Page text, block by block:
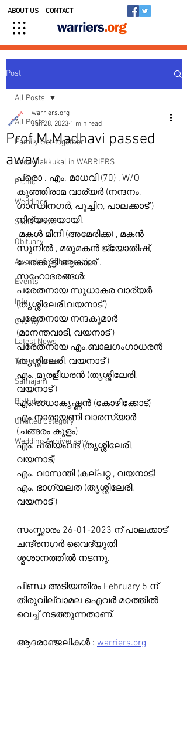
ABOUT US CONTACT
Post
All Posts
Family Get-together
Kedavilakkukal in WARRIERS
Picnic
Weddings
Social Posts
Obituary
Awards & Scholarships
Events
Info
Charity
Latest News
Talent Corner
Samajam
Birthdays
Untitled Category
Wedding Anniversary
All Posts
Prof.M.Madhavi passed
away
warriers.org
Jan 28, 2023 1 min read
പ്രൊ . എം. മാധവി (70) , W/O
കുഞ്ഞിരാമ വാര്യർ (നന്ദനം,
ഗാന്ധിനഗർ, പൂച്ചിറ, പാലക്കാട്‌ )
നിര്യാതയായി.
സുനിൽ , മരുമകൻ ജ്യോതിഷ്,
പേരക്കുട്ടി ആകാശ് .
സഹോദരങ്ങൾ:
പരേതനായ സുധാകര വാര്യർ
(തൃശ്ശിലേരി,വയനാട് )
പരേതനായ നന്ദകുമാർ
(മാനന്തവാടി, വയനാട് )
പരേതനായ എം.ബാലഗംഗാധരൻ
(തൃശ്ശിലേരി, വയനാട് )
എം. മുരളീധരൻ (തൃശ്ശിലേരി,
വയനാട് )
എം.രാധാകൃഷ്ണൻ (കോഴിക്കോട്)
എം.നാരായണി വാരസ്യാർ
(ചങ്ങരം കുളം)
എം. പ്രിയംവദ (തൃശ്ശിലേരി,
വയനാട്)
എം. വാസന്തി (കല്പറ്റ , വയനാട്)
എം. ഭാഗ്യലത (തൃശ്ശിലേരി,
വയനാട് )
സംസ്ക്കാരം 26-01-2023 ന് പാലക്കാട്‌
ചന്ദ്രനഗർ വൈദ്യുതി
ശ്മശാനത്തിൽ നടന്നു.
പിണ്ഡ അടിയന്തിരം February 5 ന്
തിരുവില്വാമല ഐവർ മഠത്തിൽ
വെച്ച് നടത്തുന്നതാണ്.
ആദരാഞ്ജലികൾ : warriers.org